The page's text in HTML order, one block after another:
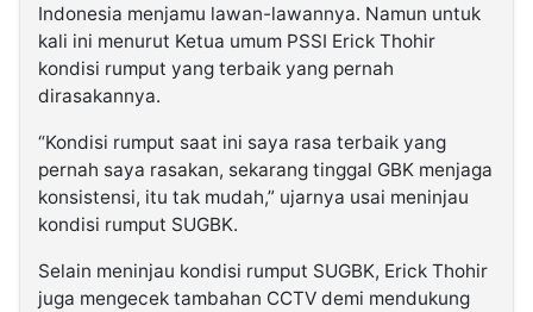
Indonesia menjamu lawan-lawannya. Namun untuk
kali ini menurut Ketua umum PSSI Erick Thohir
kondisi rumput yang terbaik yang pernah
dirasakannya.
“Kondisi rumput saat ini saya rasa terbaik yang
pernah saya rasakan, sekarang tinggal GBK menjaga
konsistensi, itu tak mudah,” ujarnya usai meninjau
kondisi rumput SUGBK.
Selain meninjau kondisi rumput SUGBK, Erick Thohir
juga mengecek tambahan CCTV demi mendukung